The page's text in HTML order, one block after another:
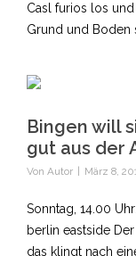
Casl furios los
Grund und Boden
Bingen will
gut aus der
Von Autor März 8,
Sonntag, 14.00
berlin eastside
das klingt nach